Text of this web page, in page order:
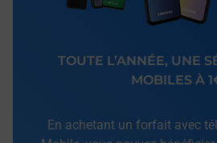
TOUTE L’ANNÉE, UNE
MOBILES À
En achetant un forfait avec